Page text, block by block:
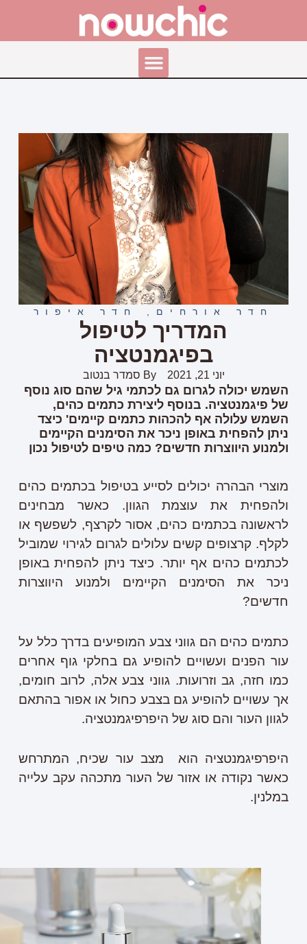
חדר אורחים חדר איפור
המדריך לטיפול
בפיגמנטציה
יוני 21, 2021 By סמדר בנטוב
השמש יכולה לגרום גם לכתמי גיל שהם סוג נוסף
של פיגמנטציה. בנוסף ליצירת כתמים כהים,
השמש עלולה אף להכהות כתמים קיימים' כיצד
ניתן להפחית באופן ניכר את הסימנים הקיימים
ולמנוע היווצרות חדשים? כמה טיפים לטיפול נכון
מוצרי הבהרה יכולים לסייע בטיפול בכתמים כהים
ולהפחית את עוצמת הגוון. כאשר מבחינים
לראשונה בכתמים כהים, אסור לקרצף, לשפשף או
לקלף. קרצופים קשים עלולים לגרום לגירוי שמוביל
לכתמים כהים אף יותר. כיצד ניתן להפחית באופן
ניכר את הסימנים הקיימים ולמנוע היווצרות
חדשים?
כתמים כהים הם גווני צבע המופיעים בדרך כלל על
עור הפנים ועשויים להופיע גם בחלקי גוף אחרים
כמו חזה, גב וזרועות. גווני צבע אלה, לרוב חומים,
אך עשויים להופיע גם בצבע כחול או אפור בהתאם
לגוון העור והם סוג של היפרפיגמנטציה.
היפרפיגמנטציה הוא מצב עור שכיח, המתרחש
כאשר נקודה או אזור של העור מתכהה עקב עלייה
במלנין.